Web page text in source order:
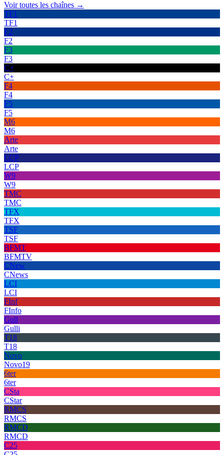
Voir toutes les chaînes →
TF1
TF1
F2
F2
F3
F3
C+
C+
F4
F4
F5
F5
M6
M6
Arte
Arte
LCP
LCP
W9
W9
TMC
TMC
TFX
TFX
TSF
TSF
BFMT
BFMTV
CNew
CNews
LCI
LCI
FInf
FInfo
Gull
Gulli
T18
T18
Novo
Novo19
6ter
6ter
CSta
CStar
RMCS
RMCS
RMCD
RMCD
C25